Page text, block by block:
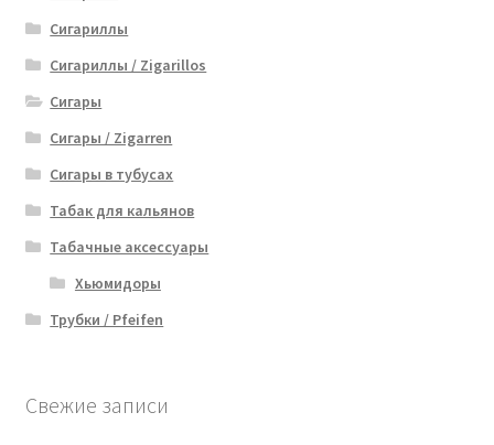
Сигариллы
Сигариллы / Zigarillos
Сигары
Сигары / Zigarren
Сигары в тубусах
Табак для кальянов
Табачные аксессуары
Хьюмидоры
Трубки / Pfeifen
Свежие записи